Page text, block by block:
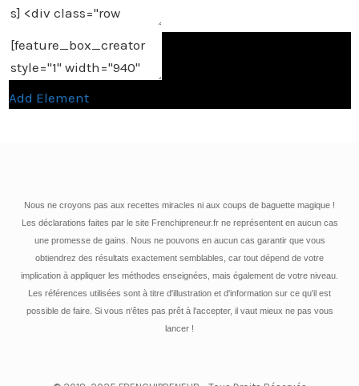
Add Element
Nous ne croyons pas aux recettes miracles ni aux coups de baguette magique !
Les déclarations faites par le site Frenchipreneur.fr ne représentent en aucun cas
une promesse de gains. Nous ne pouvons en aucun cas garantir que vous
obtiendrez des résultats exactement semblables, car tout dépend de votre
implication à appliquer les méthodes enseignées, mais également de votre niveau.
Les références utilisées sont à titre d'illustration et d'information sur ce qu'il est
possible de faire. Si vous n'êtes pas prêt à l'accepter, il vaut mieux ne pas vous
lancer !